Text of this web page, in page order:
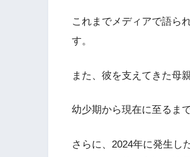
これまでメディアで語ら
す。
また、彼を支えてきた母
幼少期から現在に至るま
さらに、2024年に発生し